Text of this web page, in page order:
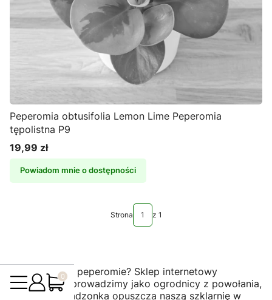
Peperomia obtusifolia Lemon Lime Peperomia
tępolistna P9
Cena
19,99 zł
Powiadom mnie o dostępności
Strona z 1
Piękne i gęste peperomie? Sklep internetowy
ReplinKwiaty prowadzimy jako ogrodnicy z powołania,
więc każda sadzonka opuszcza naszą szklarnię w
Produkty w koszyku: 0. Zobacz szczegóły